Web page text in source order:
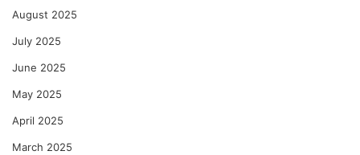
August 2025
July 2025
June 2025
May 2025
April 2025
March 2025